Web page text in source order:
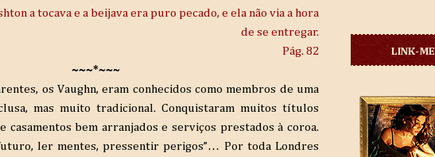
a tocava e a beijava era puro pecado, e ela não via a hora
de se entregar.
Pág. 82
~~~*~~~
os Vaughn, eram conhecidos como membros de uma
mas muito tradicional. Conquistaram muitos títulos
casamentos bem arranjados e serviços prestados à coroa.
ler mentes, pressentir perigos”… Por toda Londres
LINK-ME